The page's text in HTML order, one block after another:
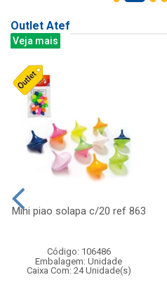
Outlet Atef
Veja mais
Mini piao solapa c/20 ref 863
Código: 106486
Embalagem: Unidade
Caixa Com: 24 Unidade(s)